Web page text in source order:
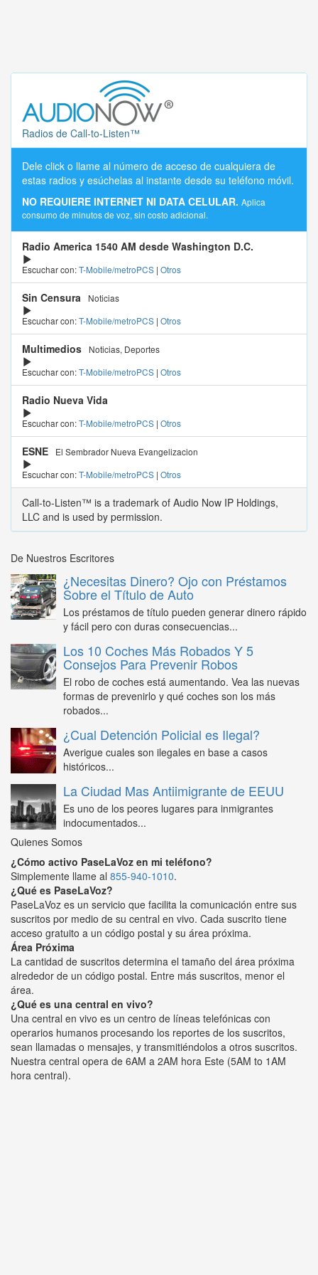
Radios de Call-to-Listen™
Dele click o llame al número de acceso de cualquiera de
estas radios y esúchelas al instante desde su teléfono móvil.
NO REQUIERE INTERNET NI DATA CELULAR. Aplica
consumo de minutos de voz, sin costo adicional.
Radio America 1540 AM desde Washington D.C.
Escuchar con:T-Mobile/metroPCS | Otros
Sin Censura
Noticias
Escuchar con:T-Mobile/metroPCS | Otros
Multimedios
Noticias, Deportes
Escuchar con:T-Mobile/metroPCS | Otros
Radio Nueva Vida
Escuchar con:T-Mobile/metroPCS | Otros
ESNE
El Sembrador Nueva Evangelizacion
Escuchar con:T-Mobile/metroPCS | Otros
Call-to-Listen™ is a trademark of Audio Now IP Holdings,
LLC and is used by permission.
De Nuestros Escritores
¿Necesitas Dinero? Ojo con Préstamos
Sobre el Título de Auto
Los préstamos de título pueden generar dinero rápido
y fácil pero con duras consecuencias...
Los 10 Coches Más Robados Y 5
Consejos Para Prevenir Robos
El robo de coches está aumentando. Vea las nuevas
formas de prevenirlo y qué coches son los más
robados...
¿Cual Detención Policial es Ilegal?
Averigue cuales son ilegales en base a casos
históricos...
La Ciudad Mas Antiimigrante de EEUU
Es uno de los peores lugares para inmigrantes
indocumentados...
Quienes Somos
¿Cómo activo PaseLaVoz en mi teléfono?
Simplemente llame al 855-940-1010.
¿Qué es PaseLaVoz?
PaseLaVoz es un servicio que facilita la comunicación entre sus
suscritos por medio de su central en vivo. Cada suscrito tiene
acceso gratuito a un código postal y su área próxima.
Área Próxima
La cantidad de suscritos determina el tamaño del área próxima
alrededor de un código postal. Entre más suscritos, menor el
área.
¿Qué es una central en vivo?
Una central en vivo es un centro de líneas telefónicas con
operarios humanos procesando los reportes de los suscritos,
sean llamadas o mensajes, y transmitiéndolos a otros suscritos.
Nuestra central opera de 6AM a 2AM hora Este (5AM to 1AM
hora central).